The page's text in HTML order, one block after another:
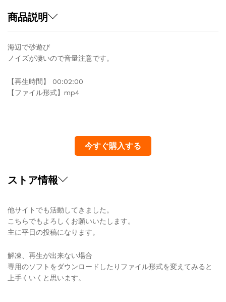
商品説明
海辺で砂遊び
ノイズが凄いので音量注意です。
【再生時間】 00:02:00
【ファイル形式】mp4
今すぐ購入する
ストア情報
他サイトでも活動してきました。
こちらでもよろしくお願いいたします。
主に平日の投稿になります。
解凍、再生が出来ない場合
専用のソフトをダウンロードしたりファイル形式を変えてみると
上手くいくと思います。